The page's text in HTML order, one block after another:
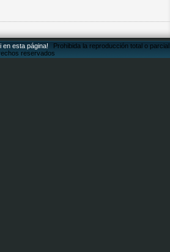
en esta página!
Prohibida la reproducción total o parcial.
reservados